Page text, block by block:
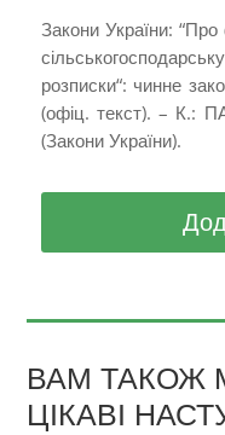
Закони України:
розписки“: чинне
(офіц. текст). – К.:
(Закони України).
ВАМ ТАКОЖ
ЦІКАВІ